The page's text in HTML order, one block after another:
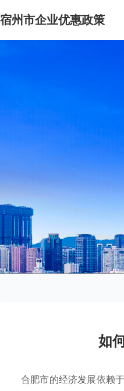
宿州市企业优惠政策
如
合肥市的经济发展依赖